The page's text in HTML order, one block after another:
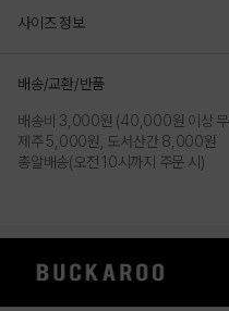
사이즈 정보
배송/교환/반품
배송비 3,000원 (40,000원 이상 무
제주 5,000원, 도서산간 8,000원
총알배송(오전 10시까지 주문 시)